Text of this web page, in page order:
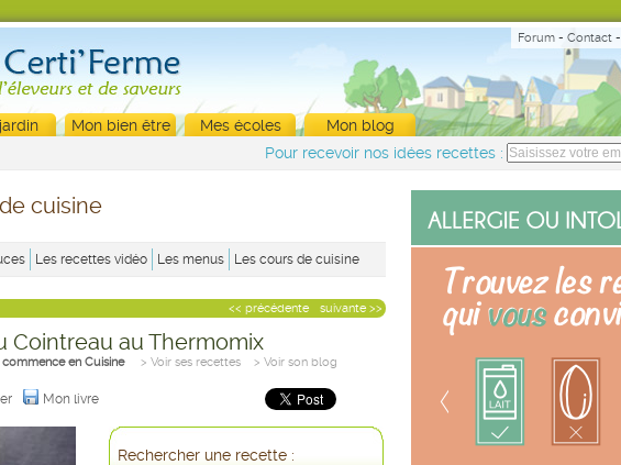
Forum - Contact -
Mon bien être Mes écoles
Mon blog
Pour recevoir nos idées recettes :
cuisine
Les recettes vidéo Les menus Les cours de cuisine
suivante >>
<< précédente
Cointreau au Thermomix
en Cuisine > Voir ses recettes > Voir son blog
Mon livre
Rechercher une recette :